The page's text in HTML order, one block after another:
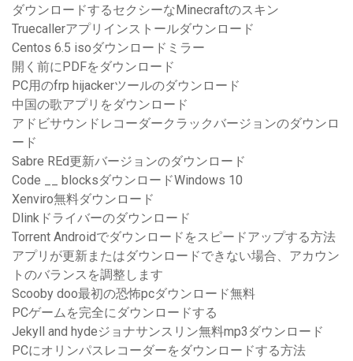
ダウンロードするセクシーなMinecraftのスキン
Truecallerアプリインストールダウンロード
Centos 6.5 isoダウンロードミラー
開く前にPDFをダウンロード
PC用のfrp hijackerツールのダウンロード
中国の歌アプリをダウンロード
アドビサウンドレコーダークラックバージョンのダウンロ
ード
Sabre REd更新バージョンのダウンロード
Code __ blocksダウンロードWindows 10
Xenviro無料ダウンロード
Dlinkドライバーのダウンロード
Torrent Androidでダウンロードをスピードアップする方法
アプリが更新またはダウンロードできない場合、アカウン
トのバランスを調整します
Scooby doo最初の恐怖pcダウンロード無料
PCゲームを完全にダウンロードする
Jekyll and hydeジョナサンスリン無料mp3ダウンロード
PCにオリンパスレコーダーをダウンロードする方法